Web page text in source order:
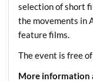
selection of short
the movements in
feature films.
The event is free
More information